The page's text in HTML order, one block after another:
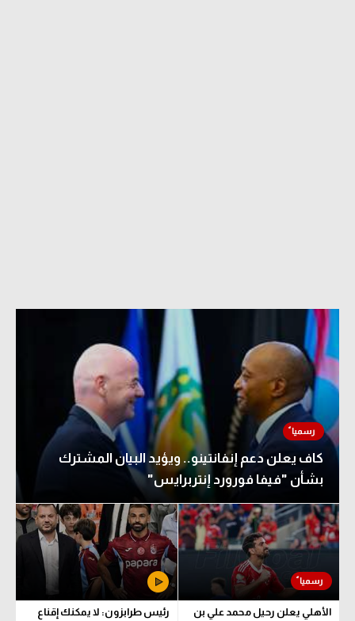
كاف يعلن دعم إنفانتينو.. ويؤيد البيان المشترك
بشأن "فيفا فورورد إنتربرايس"
الأهلي يعلن رحيل محمد علي بن
رئيس طرابزون: لا يمكنك إقناع